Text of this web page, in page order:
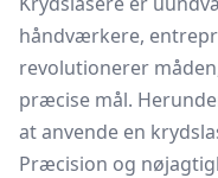
håndværkere,
revolutionerer
præcise mål.
at anvende en
Præcision og